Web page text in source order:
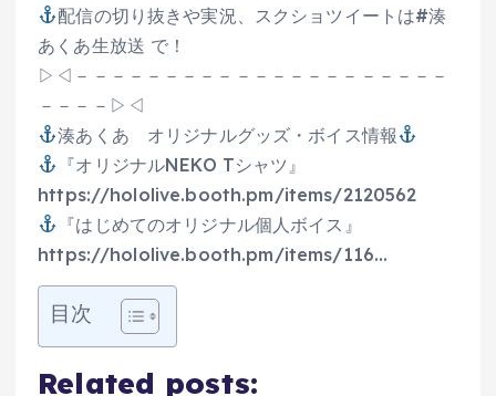
配信の切り抜きや実況、スクショツイートは#湊
あくあ生放送 で！
▷◁－－－－－－－－－－－－－－－－－－－－－
－－－－▷◁
湊あくあ オリジナルグッズ・ボイス情報
『オリジナルNEKO Tシャツ』
https://hololive.booth.pm/items/2120562
『はじめてのオリジナル個人ボイス』
https://hololive.booth.pm/items/116…
目次
Related posts: